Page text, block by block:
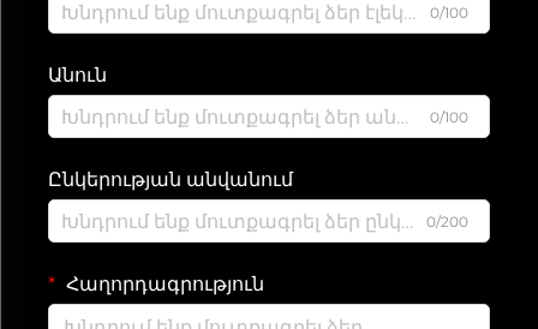
0/100
Անուն
0/100
Ընկերության անվանում
0/200
Հաղորդագրություն